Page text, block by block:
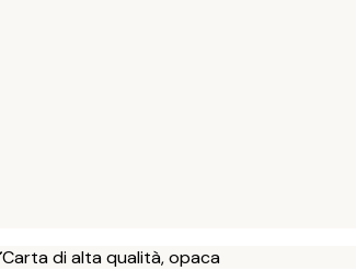
Carta di alta qualità, opaca